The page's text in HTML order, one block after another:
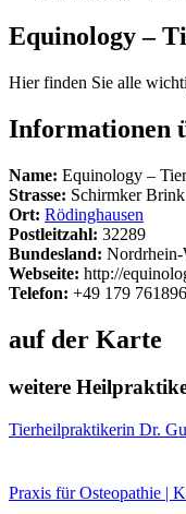
Equinology –
Hier finden Sie alle
Informationen
Name: Equinology –
Strasse: Schirmker
Ort: Rödinghausen
Postleitzahl: 32289
Bundesland: Nordrhein-
Webseite: http://
Telefon: +49 179
auf der Karte
weitere
Tierheilpraktikerin Dr.
Praxis für Osteopathie |